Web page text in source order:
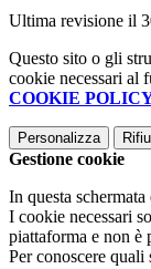
Ultima revisione il
Questo sito o gli
cookie necessari al
COOKIE
Personalizza
Gestione cookie
In questa
I cookie necessari
piattaforma e non è
Per conoscere